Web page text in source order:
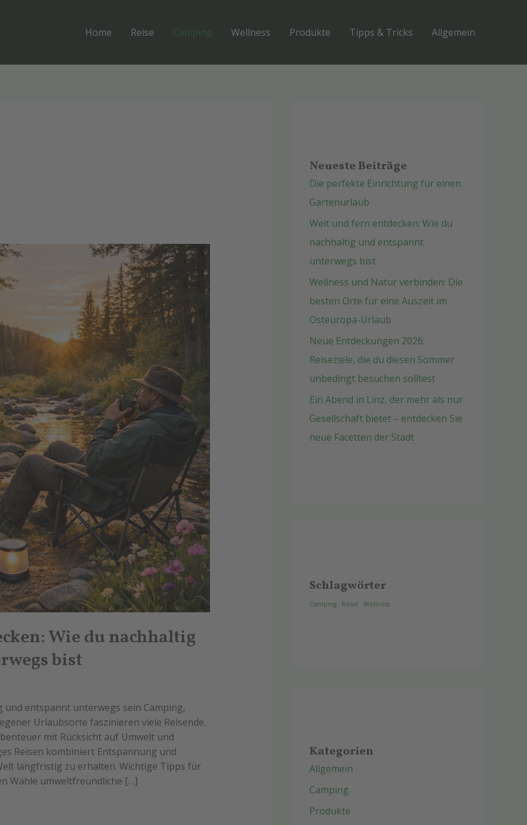
Home Reise Camping Wellness Produkte Tipps & Tricks Allgemein
Wie du nachhaltig
bist
entspannt unterwegs sein Camping,
Urlaubsorte faszinieren viele Reisende.
mit Rücksicht auf Umwelt und
Reisen kombiniert Entspannung und
langfristig zu erhalten. Wichtige Tipps für
Wähle umweltfreundliche […]
Neueste Beiträge
Die perfekte Einrichtung für einen
Gartenurlaub
Weit und fern entdecken: Wie du
nachhaltig und entspannt
unterwegs bist
Wellness und Natur verbinden: Die
besten Orte für eine Auszeit im
Osteuropa-Urlaub
Neue Entdeckungen 2026:
Reiseziele, die du diesen Sommer
unbedingt besuchen solltest
Ein Abend in Linz, der mehr als nur
Gesellschaft bietet – entdecken Sie
neue Facetten der Stadt
Schlagwörter
Camping Reise Wellness
Kategorien
Allgemein
Camping
Produkte